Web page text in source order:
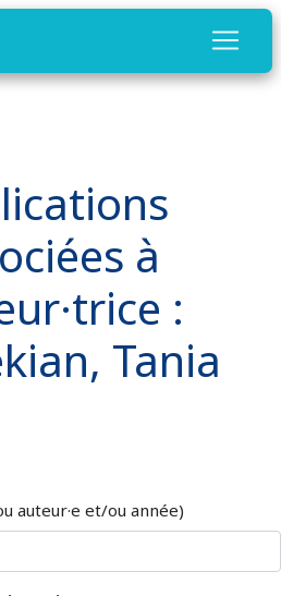
à
:
Tania
auteur·e et/ou année)